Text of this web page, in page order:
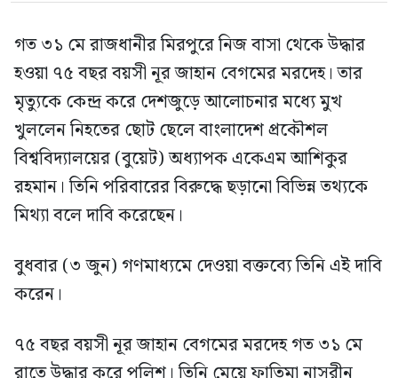
গত ৩১ মে রাজধানীর মিরপুরে নিজ বাসা থেকে উদ্ধার
হওয়া ৭৫ বছর বয়সী নূর জাহান বেগমের মরদেহ। তার
মৃত্যুকে কেন্দ্র করে দেশজুড়ে আলোচনার মধ্যে মুখ
খুললেন নিহতের ছোট ছেলে বাংলাদেশ প্রকৌশল
বিশ্ববিদ্যালয়ের (বুয়েট) অধ্যাপক একেএম আশিকুর
রহমান। তিনি পরিবারের বিরুদ্ধে ছড়ানো বিভিন্ন তথ্যকে
মিথ্যা বলে দাবি করেছেন।
বুধবার (৩ জুন) গণমাধ্যমে দেওয়া বক্তব্যে তিনি এই দাবি
করেন।
৭৫ বছর বয়সী নূর জাহান বেগমের মরদেহ গত ৩১ মে